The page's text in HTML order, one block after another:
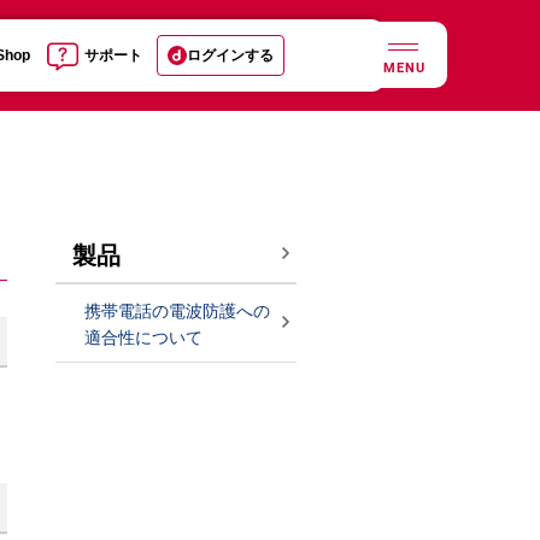
サポート ログインする
MENU
製品
携帯電話の電波防護への
適合性について